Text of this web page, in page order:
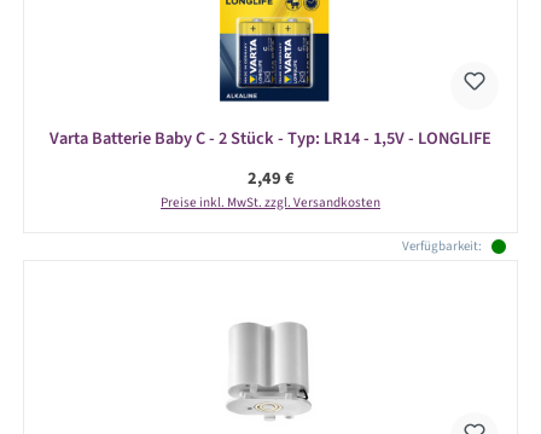
Varta Batterie Baby C - 2 Stück - Typ: LR14 - 1,5V - LONGLIFE
Regulärer Preis:
2,49 €
Preise inkl. MwSt. zzgl. Versandkosten
Verfügbarkeit: